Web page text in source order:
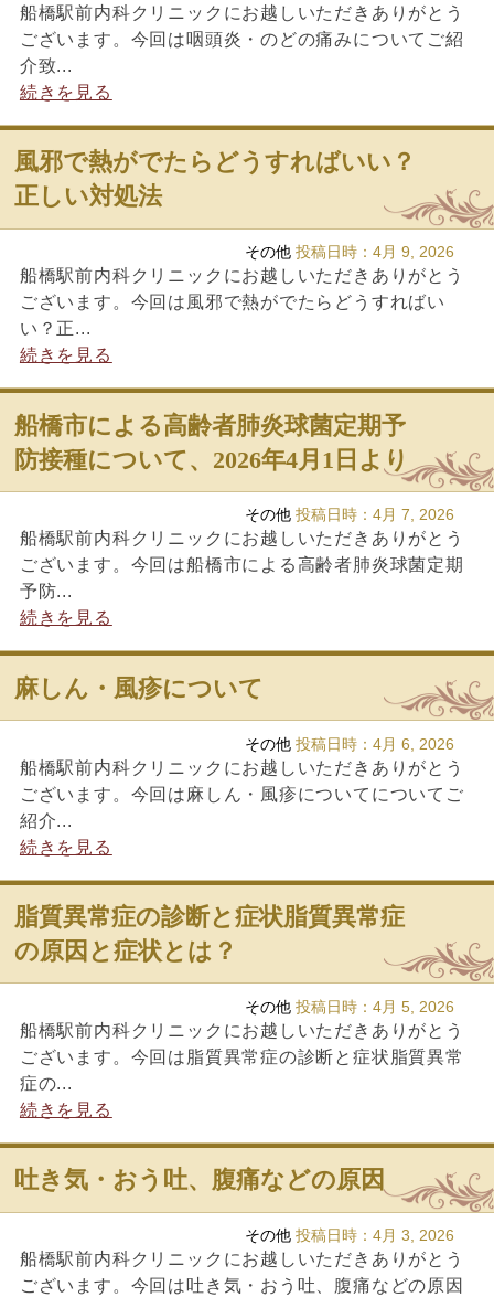
船橋駅前内科クリニックにお越しいただきありがとう
ございます。今回は咽頭炎・のどの痛みについてご紹
介致...
続きを見る
風邪で熱がでたらどうすればいい？
正しい対処法
その他 投稿日時：4月 9, 2026
船橋駅前内科クリニックにお越しいただきありがとう
ございます。今回は風邪で熱がでたらどうすればい
い？正...
続きを見る
船橋市による高齢者肺炎球菌定期予
防接種について、2026年4月1日より
その他 投稿日時：4月 7, 2026
船橋駅前内科クリニックにお越しいただきありがとう
ございます。今回は船橋市による高齢者肺炎球菌定期
予防...
続きを見る
麻しん・風疹について
その他 投稿日時：4月 6, 2026
船橋駅前内科クリニックにお越しいただきありがとう
ございます。今回は麻しん・風疹についてについてご
紹介...
続きを見る
脂質異常症の診断と症状脂質異常症
の原因と症状とは？
その他 投稿日時：4月 5, 2026
船橋駅前内科クリニックにお越しいただきありがとう
ございます。今回は脂質異常症の診断と症状脂質異常
症の...
続きを見る
吐き気・おう吐、腹痛などの原因
その他 投稿日時：4月 3, 2026
船橋駅前内科クリニックにお越しいただきありがとう
ございます。今回は吐き気・おう吐、腹痛などの原因